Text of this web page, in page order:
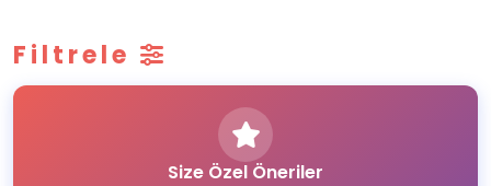
Filtrele
Size Özel Öneriler